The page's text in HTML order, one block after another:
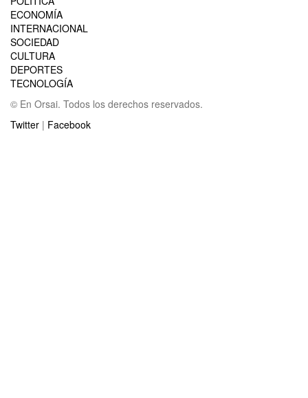
ECONOMÍA
INTERNACIONAL
SOCIEDAD
CULTURA
DEPORTES
TECNOLOGÍA
© En Orsai. Todos los derechos reservados.
Twitter | Facebook